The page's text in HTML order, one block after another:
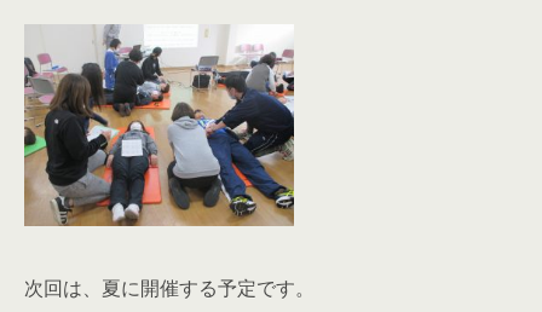
次回は、夏に開催する予定です。